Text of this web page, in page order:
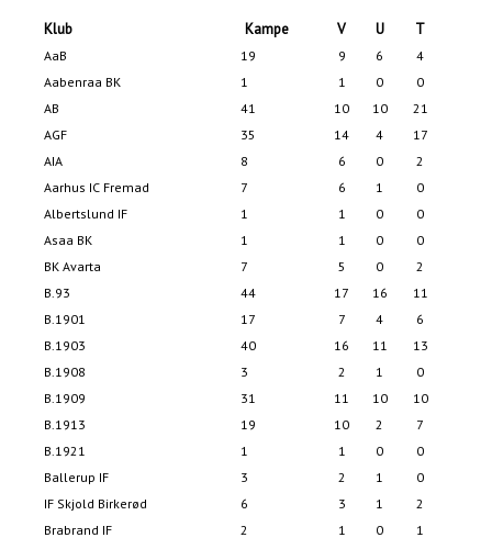
Klub Kampe V U T
AaB 19 9 6 4
Aabenraa BK
1 1 0 0
AB
41 10 10 21
AGF
35 14 4 17
AIA
8 6 0 2
Aarhus IC Fremad
7 6 1 0
Albertslund IF
1 1 0 0
Asaa BK
1 1 0 0
BK Avarta
7 5 0 2
B.93
44 17 16 11
B.1901
17 7 4 6
B.1903
40 16 11 13
B.1908
3 2 1 0
B.1909
31 11 10 10
B.1913
19 10 2 7
B.1921
1 1 0 0
Ballerup IF
3 2 1 0
IF Skjold Birkerød
6 3 1 2
Brabrand IF
2 1 0 1